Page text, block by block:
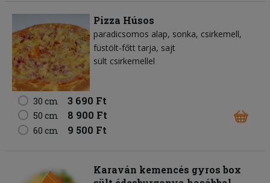
Pizza Húsos
paradicsomos alap sonka csirkemell
füstölt-főtt tarja sajt
sült csirkemellel
30 cm 3 690 Ft
50 cm 8 900 Ft
60 cm 9 500 Ft
Karaván kemencés gyros box